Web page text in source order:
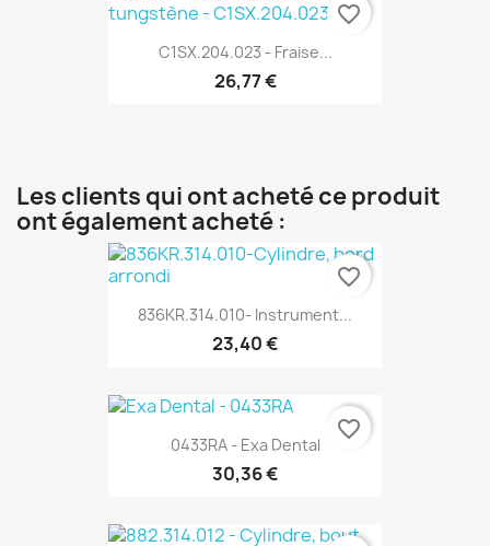
C1SX.204.023 - Fraise...
26,77 €
favorite_border
Les clients qui ont acheté ce produit
ont également acheté :
836KR.314.010- Instrument...
23,40 €
favorite_border
0433RA - Exa Dental
30,36 €
favorite_border